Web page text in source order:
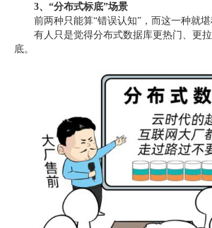
3、“分布式标底”场景
前两种只能算“错误认知”，而这一种就堪
有人只是觉得分布式数据库更热门、更
底。